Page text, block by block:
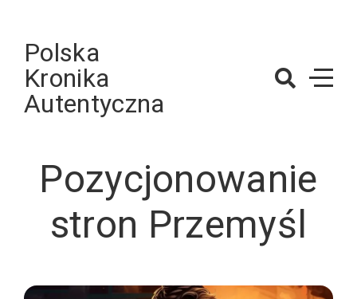
contentPolska
Kronika
Autentyczna
Pozycjonowanie
stron Przemyśl